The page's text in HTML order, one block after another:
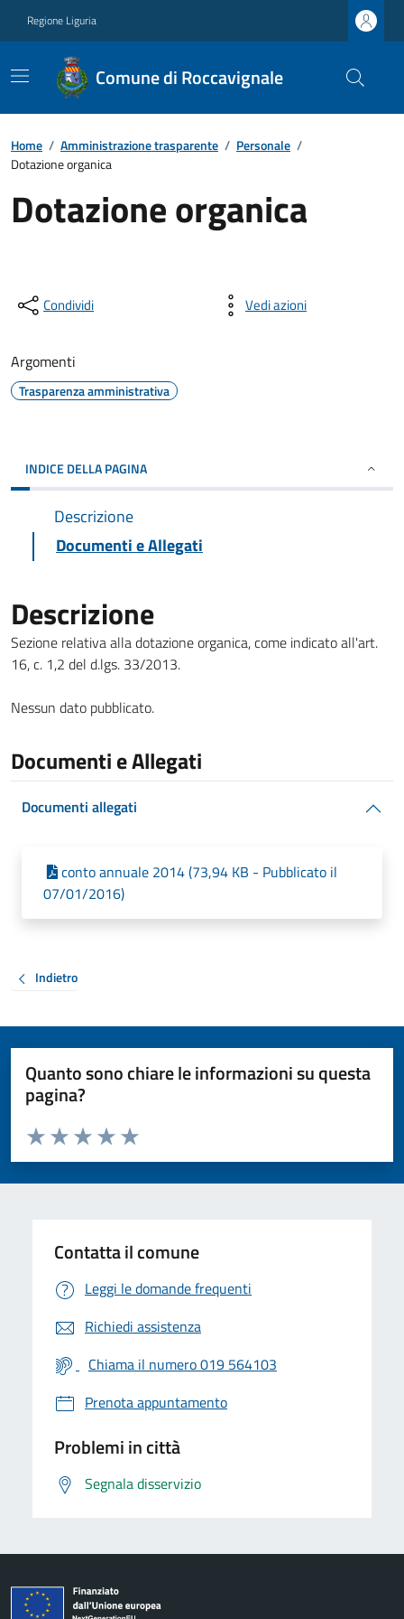
Regione Liguria
Comune di Roccavignale
Home / Amministrazione trasparente / Personale /
Dotazione organica
Dotazione organica
Condividi Vedi azioni
Argomenti
Trasparenza amministrativa
INDICE DELLA PAGINA
Descrizione
Documenti e Allegati
Descrizione
Sezione relativa alla dotazione organica, come indicato all'art.
16, c. 1,2 del d.lgs. 33/2013.
Nessun dato pubblicato.
Documenti e Allegati
Documenti allegati
conto annuale 2014 (73,94 KB - Pubblicato il
07/01/2016)
Indietro
Quanto sono chiare le informazioni su questa
pagina?
Valuta da 1 a 5 stelle la pagina
Valuta 5 stelle su 5
Valuta 4 stelle su 5
Valuta 3 stelle su 5
Valuta 2 stelle su 5
Valuta 1 stelle su 5
Contatta il comune
Leggi le domande frequenti
Richiedi assistenza
Chiama il numero 019 564103
Prenota appuntamento
Problemi in città
Segnala disservizio